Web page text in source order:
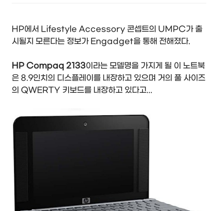
HP에서 Lifestyle Accessory 콘셉트의 UMPC가 출
시될지 모른다는 정보가 Engadget을 통해 전해졌다.
HP Compaq 2133이라는 모델명을 가지게 될 이 노트북
은 8.9인치의 디스플레이를 내장하고 있으며 거의 풀 사이즈
의 QWERTY 키보드를 내장하고 있다고...